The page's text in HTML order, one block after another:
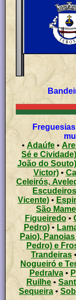
• Adaúfe •
Sé e Cividade)
João do Souto)
Victor)•
Celeirós,
Vicente) •
São
Figueiredo•
Pedro)•
Paio),
Pedro) e
Trandeiras
Nogueiró e
Pedralva•
Ruilhe •
Sequeira •